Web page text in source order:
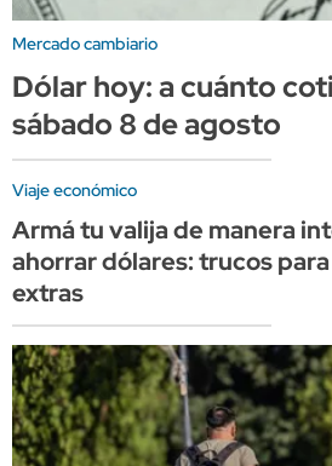
Mercado cambiario
Dólar hoy: a cuánto
sábado 8 de agosto
Viaje económico
Armá tu valija de manera
ahorrar dólares: trucos
extras